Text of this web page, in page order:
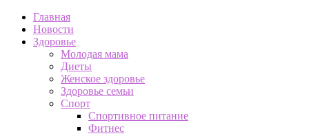
Главная
Новости
Здоровье
Молодая мама
Диеты
Женское здоровье
Здоровье семьи
Спорт
Спортивное питание
Фитнес